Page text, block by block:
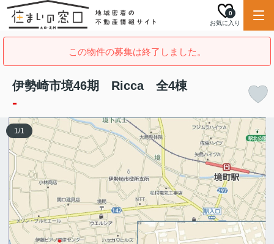
お気に入り
0
この物件の募集は終了しました。
伊勢崎市境46期 Ricca 全4棟
-
1/1